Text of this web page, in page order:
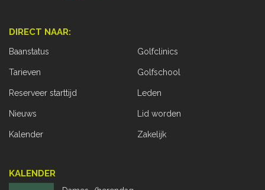
DIRECT NAAR:
Baanstatus
Tarieven
Reserveer starttijd
Nieuws
Kalender
Golfclinics
Golfschool
Leden
Lid worden
Zakelijk
KALENDER